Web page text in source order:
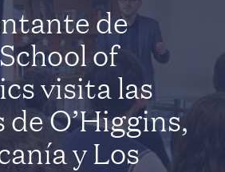
de
of
visita las
O’Higgins,
y Los